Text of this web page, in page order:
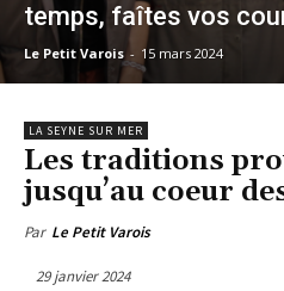
temps, faîtes vos
Le Petit Varois - 15 mars 2024
LA SEYNE SUR MER
Les traditions
jusqu’au coeur
Par Le Petit Varois
29 janvier 2024